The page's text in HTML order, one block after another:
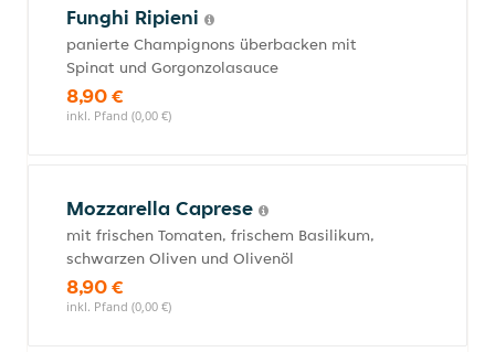
Funghi Ripieni
panierte Champignons überbacken mit
Spinat und Gorgonzolasauce
8,90 €
inkl. Pfand (0,00 €)
Mozzarella Caprese
mit frischen Tomaten, frischem Basilikum,
schwarzen Oliven und Olivenöl
8,90 €
inkl. Pfand (0,00 €)